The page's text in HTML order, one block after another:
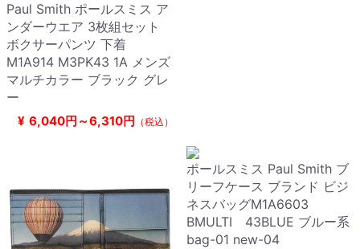
Paul Smith ポールスミス ア
ンダーウエア 3枚組セット
ボクサーパンツ 下着
M1A914 M3PK43 1A メンズ
マルチカラー ブラック グレ
ー
¥ 6,040円～6,310円 （税込）
ポールスミス Paul Smith ブ
リーフケース ブランド ビジ
ネスバッグM1A6603
BMULTI 43BLUE ブルー系
bag-01 new-04